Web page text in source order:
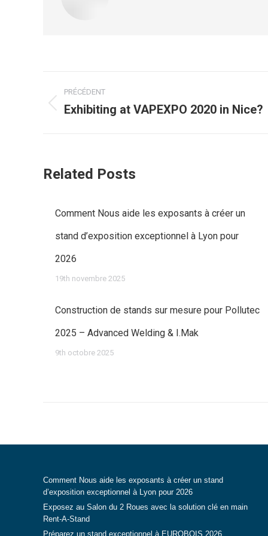
Navigation
article
PRÉCÉDENT
Article
Exhibiting at VAPEXPO 2020 in Nice?
Related Posts
Comment Nous aide les exposants à créer un
stand d’exposition exceptionnel à Lyon pour
2026
19th novembre 2025
Construction de stands sur mesure pour Pollutec
2025 – Advanced Welding & I.Mak
9th octobre 2025
Comment Nous aide les exposants à créer un stand
d’exposition exceptionnel à Lyon pour 2026
Exposez au Salon du 2 Roues avec la solution clé en main
Rent-A-Stand
Préparez un stand exceptionnel à EUROBOIS 2026